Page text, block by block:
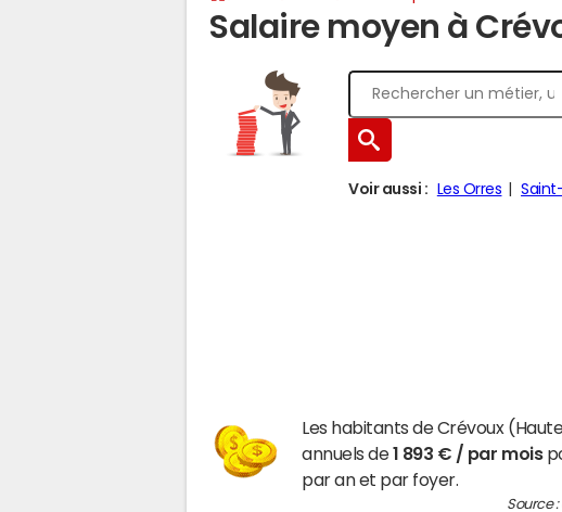
Salaire moyen à
Voir aussi : Les Orres
Les habitants de Crévoux
annuels de1 893 € / par mois
par an et par foyer.
Source